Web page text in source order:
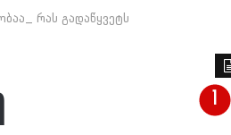
რას გადაწყვეტს